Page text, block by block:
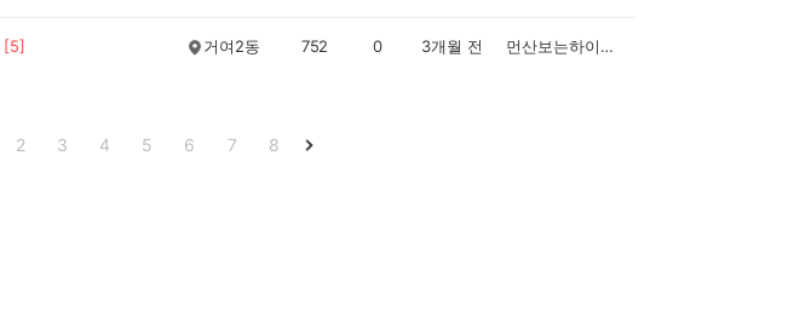
[5] 거여2동 752 0 3개월 전 먼산보는하이바라
2 3 4 5 6 7 8